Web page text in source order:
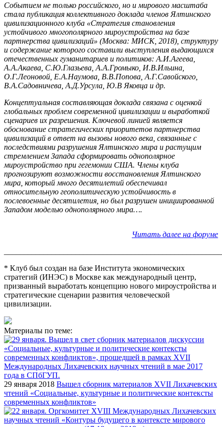
Событием не только российского, но и мирового масштаба
стала публикация коллективного доклада членов Ялтинского
цивилизационного клуба «Стратегия становления
устойчивого многополярного мироустройства на базе
партнерства цивилизаций» (Москва: МИСК, 2018), структуру
и содержание которого составили выступления выдающихся
отечественных гуманитариев и политиков: А.И.Агеева,
А.А.Акаева, С.Ю.Глазьева, А.А.Громыко, И.В.Ильина,
О.Г.Леоновой, Е.А.Наумова, В.В.Попова, А.Г.Савойского,
В.А.Садовничева, А.Д.Урсула, Ю.В Яковца и др.
Концептуальная составляющая доклада связана с оценкой
глобальных проблем современной цивилизации и выработкой
сценариев их разрешения. Ключевой линией является
обоснование стратегических приоритетов партнерства
цивилизаций в ответ на вызовы нового века, связанные с
последствиями разрушения Ялтинского мира и растущим
стремлением Запада сформировать однополярное
мироустройство при гегемонии США. Члены клуба
прогнозируют возможности восстановления Ялтинского
мира, который много десятилетий обеспечивал
относительную геополитическую устойчивость в
послевоенные десятилетия, но был разрушен инициированной
Западом моделью однополярного мира….
Читать далее на форуме
* Клуб был создан на базе Института экономических
стратегий (ИНЭС) в Москве как международный центр,
призванный выработать концепцию нового мироустройства и
стратегические сценарии развития человеческой
цивилизации.
Материалы по теме:
29 января 2018 Вышел сборник материалов XVII Лихачевских
чтений «Социальные, культурные и политические контексты
современных конфликтов»